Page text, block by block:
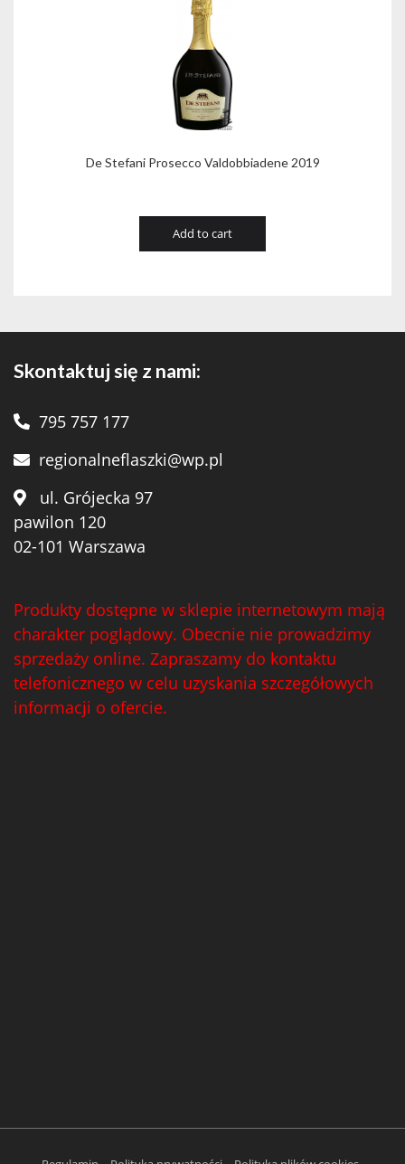
De Stefani Prosecco Valdobbiadene 2019
Add to cart
Skontaktuj się z nami:
795 757 177
regionalneflaszki@wp.pl
ul. Grójecka 97
pawilon 120
02-101 Warszawa
Produkty dostępne w sklepie internetowym mają
charakter poglądowy. Obecnie nie prowadzimy
sprzedaży online. Zapraszamy do kontaktu
telefonicznego w celu uzyskania szczegółowych
informacji o ofercie.